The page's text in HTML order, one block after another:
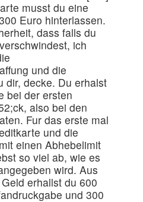
musst du eine
Euro hinterlassen.
dass falls du
ich
und die
dir, decke. Du erhalst
bei der ersten
also bei den
Fur das erste mal
und die
einen Abhebelimit
so viel ab, wie es
wird. Aus
erhallst du 600
und 300